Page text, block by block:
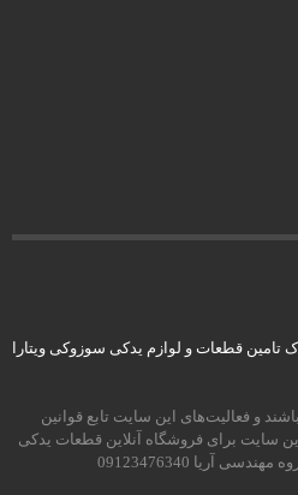
و فعاليت‌های اين سايت تابع قوانين
سايت برای فروشگاه آنلاین قطعات یدکی
آریا 09123476340